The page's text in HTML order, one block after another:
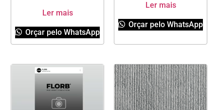
Ler mais
Orçar pelo WhatsApp
Ler mais
Orçar pelo WhatsApp